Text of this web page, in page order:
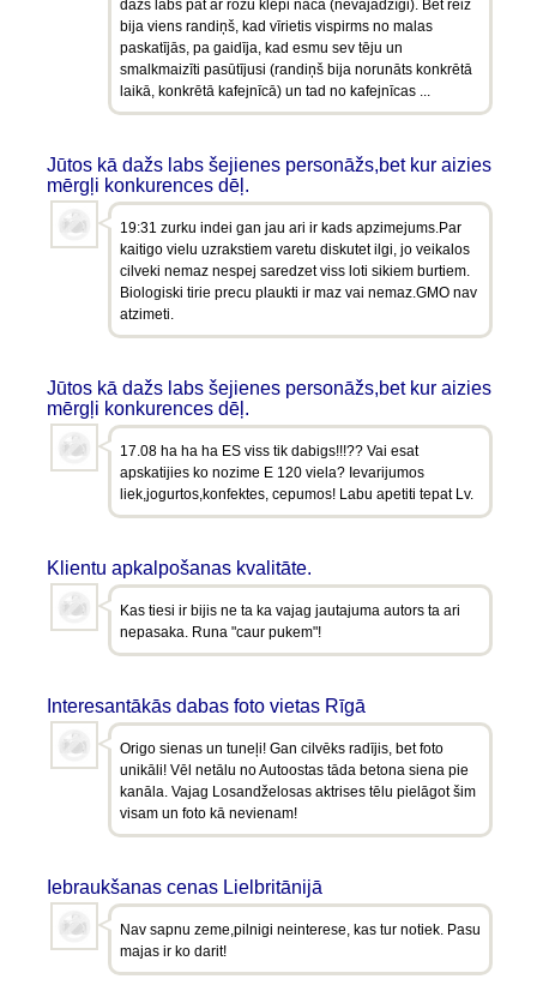
dažs labs pat ar rožu klēpi nāca (nevajadzīgi). Bet reiz
bija viens randiņš, kad vīrietis vispirms no malas
paskatījās, pa gaidīja, kad esmu sev tēju un
smalkmaizīti pasūtījusi (randiņš bija norunāts konkrētā
laikā, konkrētā kafejnīcā) un tad no kafejnīcas ...
Jūtos kā dažs labs šejienes personāžs,bet kur aizies
mērgļi konkurences dēļ.
19:31 zurku indei gan jau ari ir kads apzimejums.Par
kaitigo vielu uzrakstiem varetu diskutet ilgi, jo veikalos
cilveki nemaz nespej saredzet viss loti sikiem burtiem.
Biologiski tirie precu plaukti ir maz vai nemaz.GMO nav
atzimeti.
Jūtos kā dažs labs šejienes personāžs,bet kur aizies
mērgļi konkurences dēļ.
17.08 ha ha ha ES viss tik dabigs!!!?? Vai esat
apskatijies ko nozime E 120 viela? Ievarijumos
liek,jogurtos,konfektes, cepumos! Labu apetiti tepat Lv.
Klientu apkalpošanas kvalitāte.
Kas tiesi ir bijis ne ta ka vajag jautajuma autors ta ari
nepasaka. Runa "caur pukem"!
Interesantākās dabas foto vietas Rīgā
Origo sienas un tuneļi! Gan cilvēks radījis, bet foto
unikāli! Vēl netālu no Autoostas tāda betona siena pie
kanāla. Vajag Losandželosas aktrises tēlu pielāgot šim
visam un foto kā nevienam!
Iebraukšanas cenas Lielbritānijā
Nav sapnu zeme,pilnigi neinterese, kas tur notiek. Pasu
majas ir ko darit!